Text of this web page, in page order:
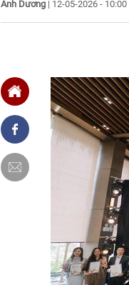
Ánh Dương | 12-05-2026 - 10:00